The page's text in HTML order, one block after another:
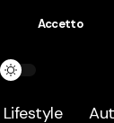
Accetto
Lifestyle